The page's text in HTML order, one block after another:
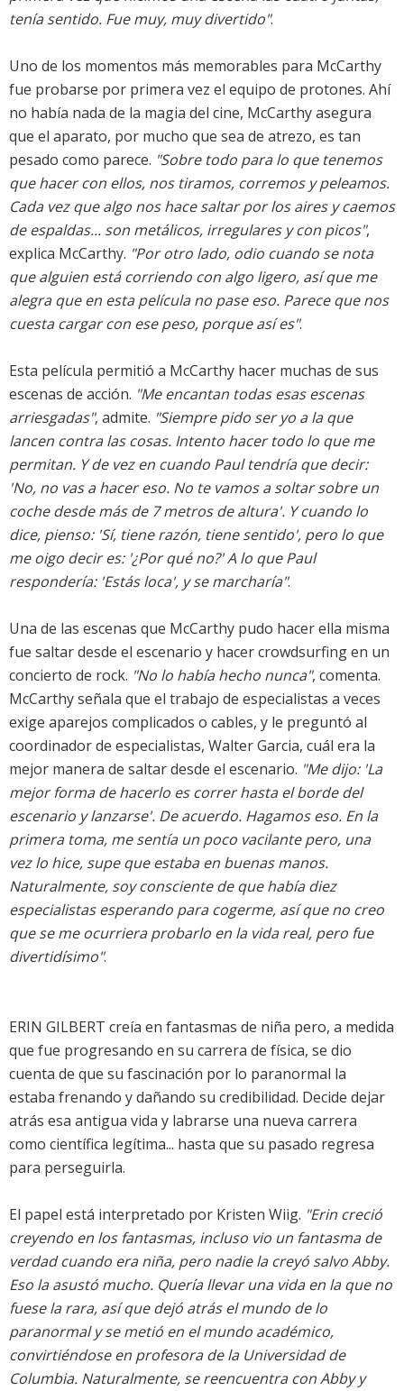
tenía sentido. Fue muy, muy divertido".
Uno de los momentos más memorables para McCarthy
fue probarse por primera vez el equipo de protones. Ahí
no había nada de la magia del cine, McCarthy asegura
que el aparato, por mucho que sea de atrezo, es tan
pesado como parece. "Sobre todo para lo que tenemos
que hacer con ellos, nos tiramos, corremos y peleamos.
Cada vez que algo nos hace saltar por los aires y caemos
de espaldas... son metálicos, irregulares y con picos",
explica McCarthy. "Por otro lado, odio cuando se nota
que alguien está corriendo con algo ligero, así que me
alegra que en esta película no pase eso. Parece que nos
cuesta cargar con ese peso, porque así es".
Esta película permitió a McCarthy hacer muchas de sus
escenas de acción. "Me encantan todas esas escenas
arriesgadas", admite. "Siempre pido ser yo a la que
lancen contra las cosas. Intento hacer todo lo que me
permitan. Y de vez en cuando Paul tendría que decir:
'No, no vas a hacer eso. No te vamos a soltar sobre un
coche desde más de 7 metros de altura'. Y cuando lo
dice, pienso: 'Sí, tiene razón, tiene sentido', pero lo que
me oigo decir es: '¿Por qué no?' A lo que Paul
respondería: 'Estás loca', y se marcharía".
Una de las escenas que McCarthy pudo hacer ella misma
fue saltar desde el escenario y hacer crowdsurfing en un
concierto de rock. "No lo había hecho nunca", comenta.
McCarthy señala que el trabajo de especialistas a veces
exige aparejos complicados o cables, y le preguntó al
coordinador de especialistas, Walter Garcia, cuál era la
mejor manera de saltar desde el escenario. "Me dijo: 'La
mejor forma de hacerlo es correr hasta el borde del
escenario y lanzarse'. De acuerdo. Hagamos eso. En la
primera toma, me sentía un poco vacilante pero, una
vez lo hice, supe que estaba en buenas manos.
Naturalmente, soy consciente de que había diez
especialistas esperando para cogerme, así que no creo
que se me ocurriera probarlo en la vida real, pero fue
divertidísimo".
ERIN GILBERT creía en fantasmas de niña pero, a medida
que fue progresando en su carrera de física, se dio
cuenta de que su fascinación por lo paranormal la
estaba frenando y dañando su credibilidad. Decide dejar
atrás esa antigua vida y labrarse una nueva carrera
como científica legítima... hasta que su pasado regresa
para perseguirla.
El papel está interpretado por Kristen Wiig. "Erin creció
creyendo en los fantasmas, incluso vio un fantasma de
verdad cuando era niña, pero nadie la creyó salvo Abby.
Eso la asustó mucho. Quería llevar una vida en la que no
fuese la rara, así que dejó atrás el mundo de lo
paranormal y se metió en el mundo académico,
convirtiéndose en profesora de la Universidad de
Columbia. Naturalmente, se reencuentra con Abby y